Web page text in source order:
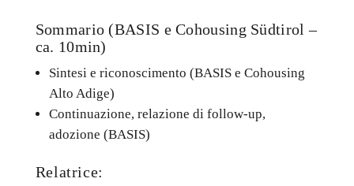
Sommario (BASIS e Cohousing Südtirol –
ca. 10min)
Sintesi e riconoscimento (BASIS e Cohousing
Alto Adige)
Continuazione, relazione di follow-up,
adozione (BASIS)
Relatrice: